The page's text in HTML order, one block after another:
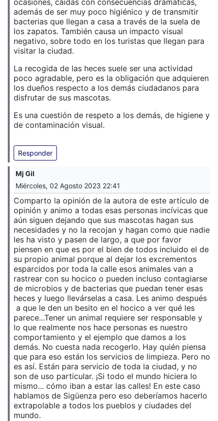
ocasiones, caídas con consecuencias dramáticas,
además de ser muy poco higiénico y de transmitir
bacterias que llegan a casa a través de la suela de
los zapatos. También causa un impacto visual
negativo, sobre todo en los turistas que llegan para
visitar la ciudad.
La recogida de las heces suele ser una actividad
poco agradable, pero es la obligación que adquieren
los dueños respecto a los demás ciudadanos para
disfrutar de sus mascotas.
Es una cuestión de respeto a los demás, de higiene y
de contaminación visual.
Responder
Mj Gil
Miércoles, 02 Agosto 2023 22:41
Comparto la opinión de la autora de este artículo de
opinión y animo a todas esas personas incívicas que
aún siguen dejando que sus mascotas hagan sus
necesidades y no la recojan y hagan como que nadie
les ha visto y pasen de largo, a que por favor
piensen en que es por el bien de todos incluido el de
su propio animal porque al dejar los excrementos
esparcidos por toda la calle esos animales van a
rastrear con su hocico o pueden incluso contagiarse
de microbios y de bacterias que puedan tener esas
heces y luego llevárselas a casa. Les animo después
a que le den un besito en el hocico a ver qué les
parece...Tener un animal requiere ser responsable y
lo que realmente nos hace personas es nuestro
comportamiento y el ejemplo que damos a los
demás. No cuesta nada recogerlo. Hay quién piensa
que para eso están los servicios de limpieza. Pero no
es así. Están para servicio de toda la ciudad, y no
son de uso particular. ¡Si todo el mundo hiciera lo
mismo... cómo iban a estar las calles! En este caso
hablamos de Sigüenza pero eso deberíamos hacerlo
extrapolable a todos los pueblos y ciudades del
mundo.